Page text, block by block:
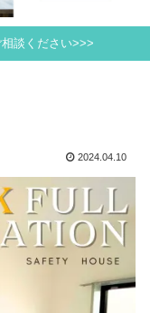
談ください>>>
2024.04.10